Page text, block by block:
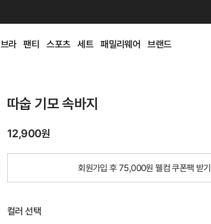
브라 팬티 스포츠 세트 패밀리웨어 브랜드
따숩 기모 속바지
12,900원
회원가입 후 75,000원 웰컴 쿠폰팩 받기
컬러 선택